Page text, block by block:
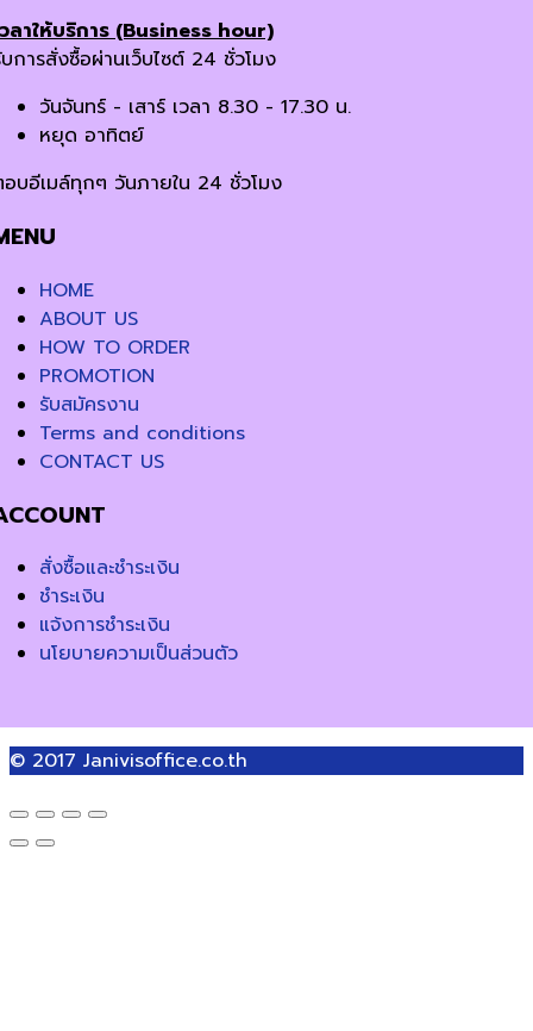
ลาให้บริการ (Business hour)
การสั่งซื้อผ่านเว็บไซต์ 24 ชั่วโมง
วันจันทร์ - เสาร์ เวลา 8.30 - 17.30 น.
หยุด อาทิตย์
บอีเมล์ทุกๆ วันภายใน 24 ชั่วโมง
HOME
ABOUT US
HOW TO ORDER
PROMOTION
รับสมัครงาน
Terms and conditions
CONTACT US
สั่งซื้อและชำระเงิน
ชำระเงิน
แจ้งการชำระเงิน
นโยบายความเป็นส่วนตัว
© 2017 Janivisoffice.co.th